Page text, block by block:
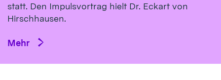
statt. Den Impulsvortrag hielt Dr. Eckart von
Hirsch­hausen.
Mehr